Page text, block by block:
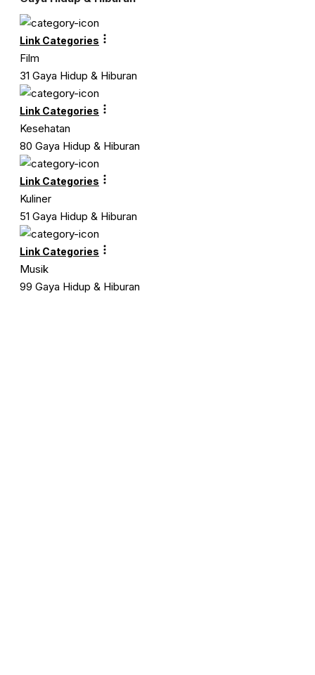
Link Categories
Film
31 Gaya Hidup & Hiburan
Link Categories
Kesehatan
80 Gaya Hidup & Hiburan
Link Categories
Kuliner
51 Gaya Hidup & Hiburan
Link Categories
Musik
99 Gaya Hidup & Hiburan